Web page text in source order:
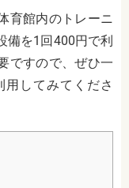
育館内のトレーニ
備を1回400円で利
ですので、ぜひ一
してみてくださ